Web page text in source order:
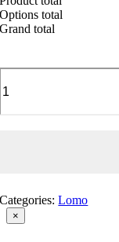
Options total
Grand total
Categories:Lomo
Close
product
×